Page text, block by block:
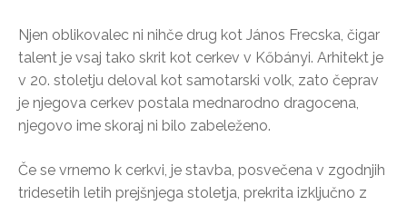
Njen oblikovalec ni nihče drug kot János Frecska, čigar
talent je vsaj tako skrit kot cerkev v Kőbányi. Arhitekt je
v 20. stoletju deloval kot samotarski volk, zato čeprav
je njegova cerkev postala mednarodno dragocena,
njegovo ime skoraj ni bilo zabeleženo.
Če se vrnemo k cerkvi, je stavba, posvečena v zgodnjih
tridesetih letih prejšnjega stoletja, prekrita izključno z